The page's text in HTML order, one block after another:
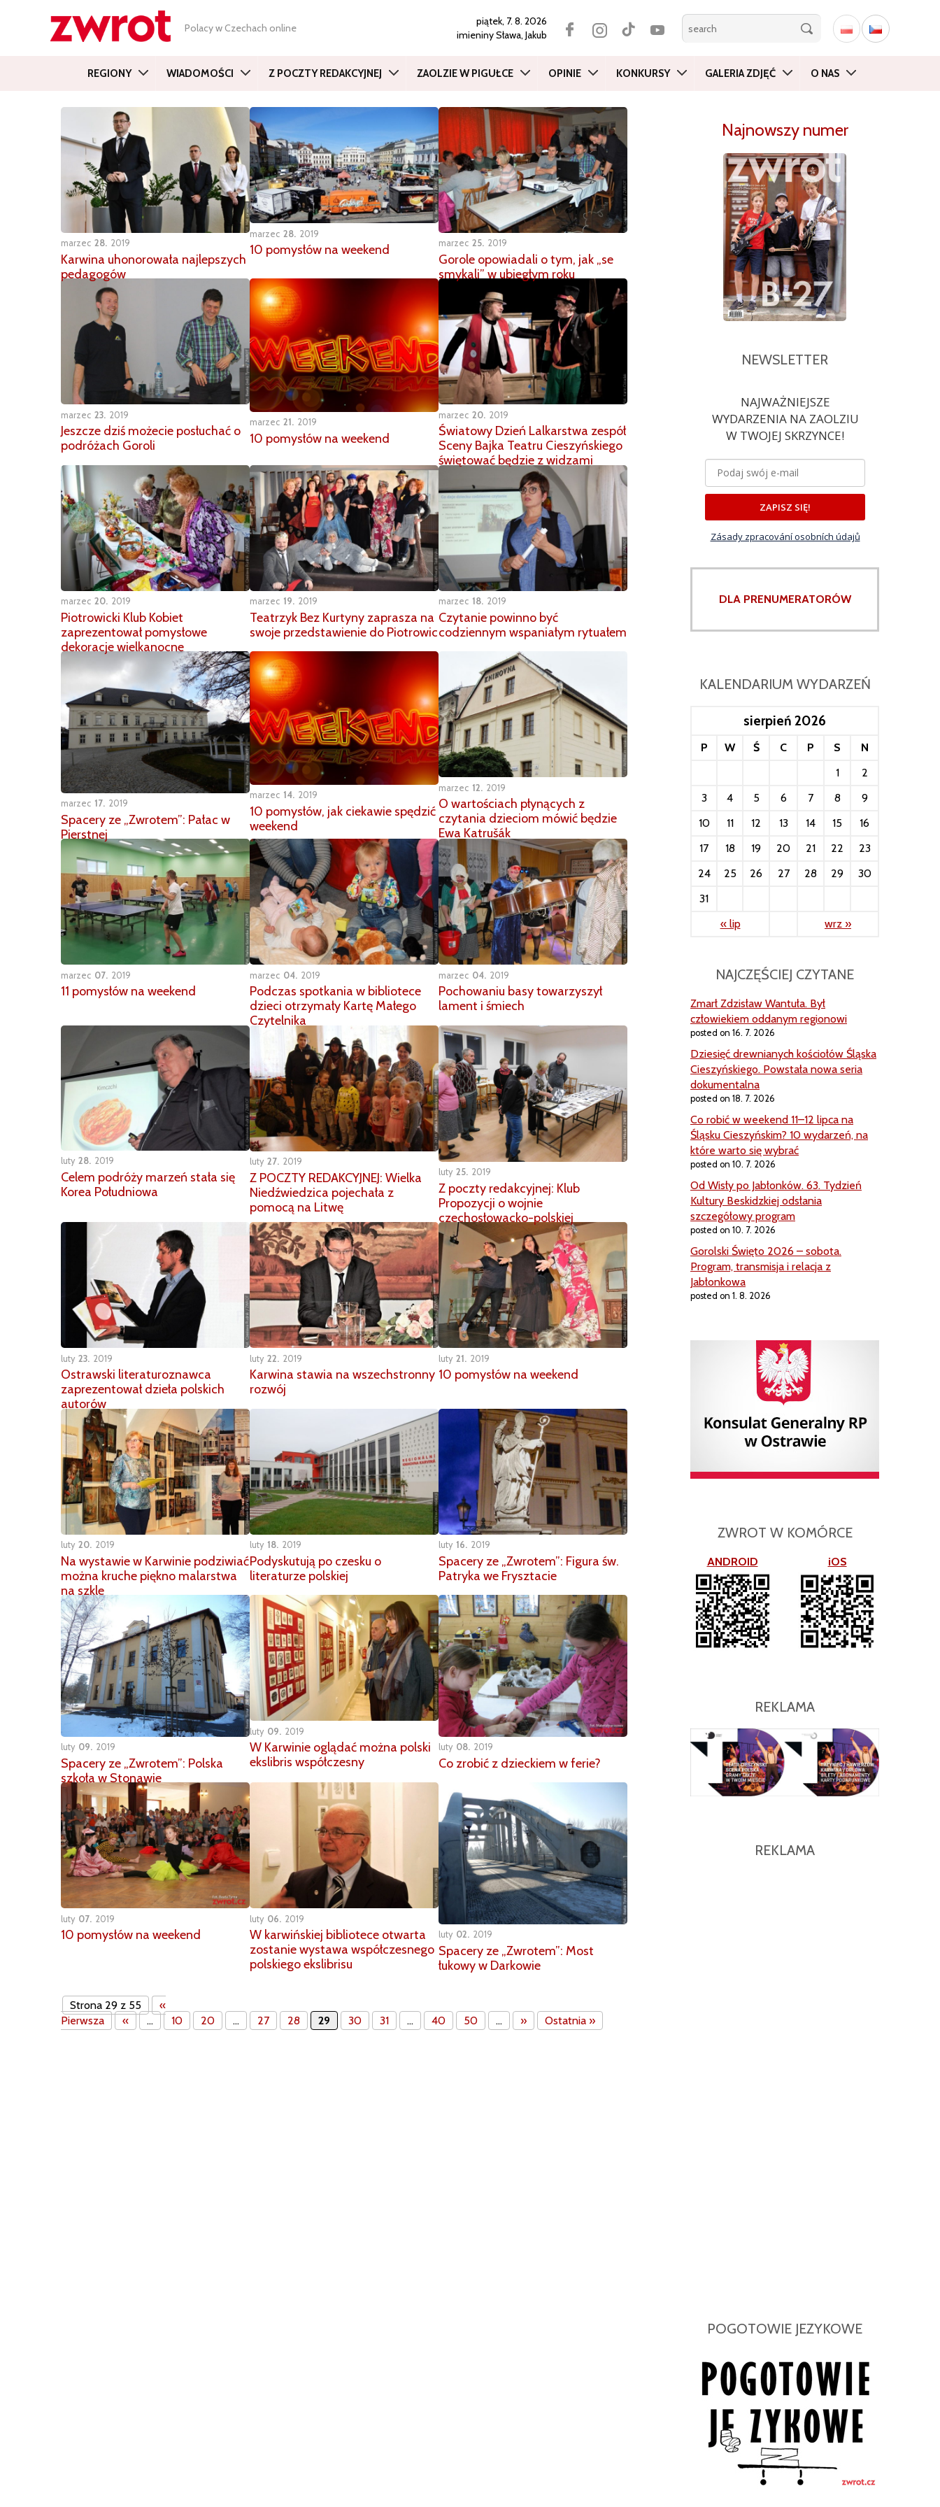
Polacy w Czechach online
piątek, 7. 8. 2026
imieninySława, Jakub
REGIONY WIADOMOŚCI Z POCZTY REDAKCYJNEJ ZAOLZIE W PIGUŁCE OPINIE KONKURSY GALERIA ZDJĘĆ O NAS
marzec 28 2019
Karwina uhonorowała najlepszych
pedagogów
marzec 28 2019
10 pomysłów na weekend marzec 25 2019
Gorole opowiadali o tym, jak „se
smykali” w ubiegłym roku
marzec 23 2019
Jeszcze dziś możecie posłuchać o
podróżach Goroli
marzec 21 2019
10 pomysłów na weekend
marzec 20 2019
Światowy Dzień Lalkarstwa zespół
Sceny Bajka Teatru Cieszyńskiego
świętować będzie z widzami
marzec 20 2019
Piotrowicki Klub Kobiet
zaprezentował pomysłowe
dekoracje wielkanocne
marzec 19 2019
Teatrzyk Bez Kurtyny zaprasza na
swoje przedstawienie do Piotrowic
marzec 18 2019
Czytanie powinno być
codziennym wspaniałym rytuałem
marzec 17 2019
Spacery ze „Zwrotem”: Pałac w
Pierstnej
marzec 14 2019
10 pomysłów, jak ciekawie spędzić
weekend
marzec 12 2019
O wartościach płynących z
czytania dzieciom mówić będzie
Ewa Katrušák
marzec 07 2019
11 pomysłów na weekend
marzec 04 2019
Podczas spotkania w bibliotece
dzieci otrzymały Kartę Małego
Czytelnika
marzec 04 2019
Pochowaniu basy towarzyszył
lament i śmiech
luty 28 2019
Celem podróży marzeń stała się
Korea Południowa
luty 27 2019
Z POCZTY REDAKCYJNEJ: Wielka
Niedźwiedzica pojechała z
pomocą na Litwę
luty 25 2019
Z poczty redakcyjnej: Klub
Propozycji o wojnie
czechosłowacko-polskiej
luty 23 2019
Ostrawski literaturoznawca
zaprezentował dzieła polskich
autorów
luty 22 2019
Karwina stawia na wszechstronny
rozwój
luty 21 2019
10 pomysłów na weekend
luty 20 2019
Na wystawie w Karwinie podziwiać
można kruche piękno malarstwa
na szkle
luty 18 2019
Podyskutują po czesku o
literaturze polskiej
luty 16 2019
Spacery ze „Zwrotem”: Figura św.
Patryka we Frysztacie
luty 09 2019
Spacery ze „Zwrotem”: Polska
szkoła w Stonawie
luty 09 2019
W Karwinie oglądać można polski
ekslibris współczesny
luty 08 2019
Co zrobić z dzieckiem w ferie?
luty 07 2019
10 pomysłów na weekend
luty 06 2019
W karwińskiej bibliotece otwarta
zostanie wystawa współczesnego
polskiego ekslibrisu
luty 02 2019
Spacery ze „Zwrotem”: Most
łukowy w Darkowie
Strona 29 z 55
«
Pierwsza
« ... 10 20 ... 27 28 29 30 31 ... 40 50 ... » Ostatnia »
Najnowszy numer
NEWSLETTER
NAJWAŻNIEJSZE
WYDARZENIA NA ZAOLZIU
W TWOJEJ SKRZYNCE!
ZAPISZ SIĘ!
Zásady zpracování osobních údajů
DLA PRENUMERATORÓW
KALENDARIUM WYDARZEŃ
sierpień 2026
P W Ś C P S
N
1
2
3
4 5 6 7 8
9
10
11 12 13 14 15
16
17
18 19 20 21 22
23
24
25 26 27 28 29
30
31
« lip
wrz »
NAJCZĘŚCIEJ CZYTANE
Zmarł Zdzisław Wantuła. Był
człowiekiem oddanym regionowi
posted on 16. 7. 2026
Dziesięć drewnianych kościołów Śląska
Cieszyńskiego. Powstała nowa seria
dokumentalna
posted on 18. 7. 2026
Co robić w weekend 11–12 lipca na
Śląsku Cieszyńskim? 10 wydarzeń, na
które warto się wybrać
posted on 10. 7. 2026
Od Wisły po Jabłonków. 63. Tydzień
Kultury Beskidzkiej odsłania
szczegółowy program
posted on 10. 7. 2026
Gorolski Święto 2026 – sobota.
Program, transmisja i relacja z
Jabłonkowa
posted on 1. 8. 2026
ZWROT W KOMÓRCE
ANDROID iOS
REKLAMA
REKLAMA
POGOTOWIE JEZYKOWE